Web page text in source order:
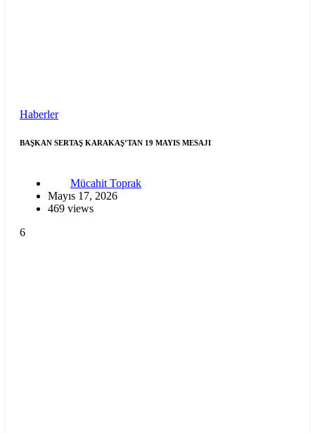
Haberler
BAŞKAN SERTAŞ KARAKAŞ’TAN 19 MAYIS MESAJI
Mücahit Toprak
Mayıs 17, 2026
469 views
6